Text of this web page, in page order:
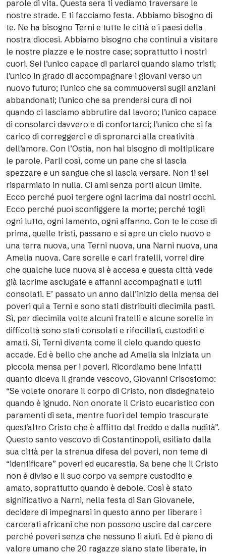
parole di vita. Questa sera ti vediamo traversare le
nostre strade. E ti facciamo festa. Abbiamo bisogno di
te. Ne ha bisogno Terni e tutte le città e i paesi della
nostra diocesi. Abbiamo bisogno che continui a visitare
le nostre piazze e le nostre case; soprattutto i nostri
cuori. Sei l’unico capace di parlarci quando siamo tristi;
l’unico in grado di accompagnare i giovani verso un
nuovo futuro; l’unico che sa commuoversi sugli anziani
abbandonati; l’unico che sa prendersi cura di noi
quando ci lasciamo abbrutire dal lavoro; l’unico capace
di consolarci davvero e di confortarci; l’unico che si fa
carico di correggerci e di spronarci alla creatività
dell’amore. Con l’Ostia, non hai bisogno di moltiplicare
le parole. Parli così, come un pane che si lascia
spezzare e un sangue che si lascia versare. Non ti sei
risparmiato in nulla. Ci ami senza porti alcun limite.
Ecco perché puoi tergere ogni lacrima dai nostri occhi.
Ecco perché puoi sconfiggere la morte; perché togli
ogni lutto, ogni lamento, ogni affanno. Con te le cose di
prima, quelle tristi, passano e si apre un cielo nuovo e
una terra nuova, una Terni nuova, una Narni nuova, una
Amelia nuova. Care sorelle e cari fratelli, vorrei dire
che qualche luce nuova si è accesa e questa città vede
già lacrime asciugate e affanni accompagnati e lutti
consolati. E’ passato un anno dall’inizio della mensa dei
poveri qui a Terni e sono stati distribuiti diecimila pasti.
Sì, per diecimila volte alcuni fratelli e alcune sorelle in
difficoltà sono stati consolati e rifocillati, custoditi e
amati. Sì, Terni diventa come il cielo quando questo
accade. Ed è bello che anche ad Amelia sia iniziata un
piccola mensa per i poveri. Ricordiamo bene infatti
quanto diceva il grande vescovo, Giovanni Crisostomo:
“Se volete onorare il corpo di Cristo, non disdegnatelo
quando è ignudo. Non onorate il Cristo eucaristico con
paramenti di seta, mentre fuori del tempio trascurate
quest’altro Cristo che è afflitto dal freddo e dalla nudità”.
Questo santo vescovo di Costantinopoli, esiliato dalla
sua città per la strenua difesa dei poveri, non teme di
“identificare” poveri ed eucarestia. Sa bene che il Cristo
non è diviso e il suo corpo va sempre custodito e
amato, soprattutto quando è debole. Così è stato
significativo a Narni, nella festa di San Giovanele,
decidere di impegnarsi in questo anno per liberare i
carcerati africani che non possono uscire dal carcere
perché poveri senza che nessuno li aiuti. Ed è pieno di
valore umano che 20 ragazze siano state liberate, in